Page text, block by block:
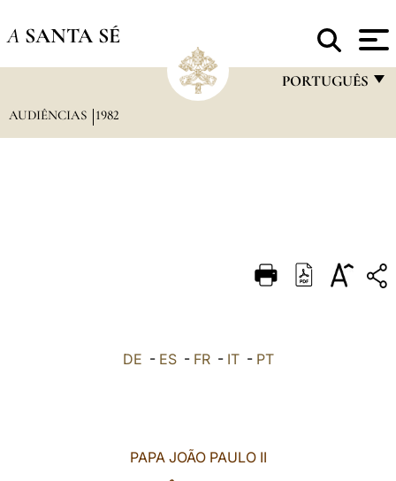
A SANTA SÉ
PORTUGUÊS
DEUTSCH
AUDIÊNCIAS 1982
DE - ES- FR- IT- PT
PAPA JOÃO PAULO II